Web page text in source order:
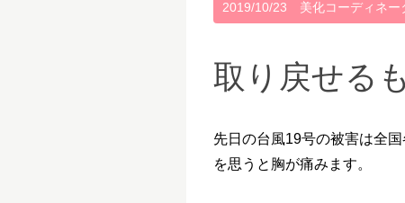
2019/10/23 美化コーディネ
取り戻せる
先日の台風19号の被害は全
を思うと胸が痛みます。